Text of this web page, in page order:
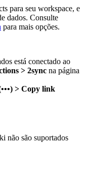
para seu workspace, e
dados. Consulte
para mais opções.
está conectado ao
> 2sync na página
> Copy link
não são suportados